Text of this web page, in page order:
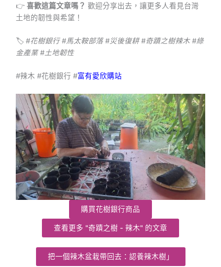
👉喜歡這篇文章嗎？ 歡迎分享出去，讓更多人看見台灣
土地的韌性與希望！
🏷️#花樹銀行 #馬太鞍部落 #災後復耕 #奇蹟之樹辣木 #綠
金產業 #土地韌性
#辣木 #花樹銀行 #富有愛欣購站
購買花樹銀行商品
查看更多 "奇蹟之樹 - 辣木" 的文章
把一個辣木盆栽帶回去：認養辣木樹」